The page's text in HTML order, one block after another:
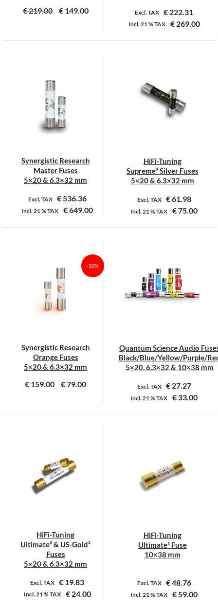
€219.00 €149.00
Dit
Deze
optie
kan
gekozen
de
productpagina
Excl. TAX € 222.31
Incl.21 %TAX €269.00
Dit
variaties.
Deze
optie
kan
de
productpagina
Synergistic Research
Master Fuses
5×20 & 6.3×32 mm
Excl. TAX €536.36
Incl.21 %TAX €649.00
Dit
meerdere
variaties.
Deze
optie
kan
de
productpagina
HiFi-Tuning
Supreme³ Silver Fuses
5×20 & 6.3×32 mm
Excl. TAX €61.98
Incl.21 %TAX €75.00
Dit
variaties.
Deze
optie
de
productpagina
-50%
Synergistic Research
Orange Fuses
5×20 & 6.3×32 mm
€159.00 €79.00
Dit
variaties.
Deze
optie
de
productpagina
Quantum Science Audio
Black/Blue/Yellow/Purple/
5×20, 6.3×32 & 10×38 mm
Excl. TAX €27.27
Incl.21 %TAX € 33.00
Dit
variaties.
Deze
optie
de
productpagina
HiFi-Tuning
Ultimate² & US-Gold²
Fuses
5×20 & 6.3×32 mm
Excl. TAX € 19.83
Incl.21 %TAX €24.00
HiFi-Tuning
Ultimate² Fuse
10×38 mm
Excl. TAX €48.76
Incl.21 %TAX € 59.00